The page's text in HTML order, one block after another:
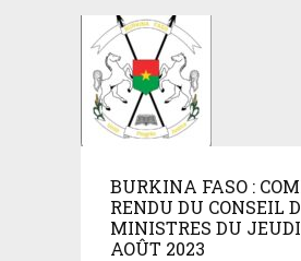
BURKINA FASO :
RENDU DU CONSEIL
MINISTRES DU
AOÛT 2023